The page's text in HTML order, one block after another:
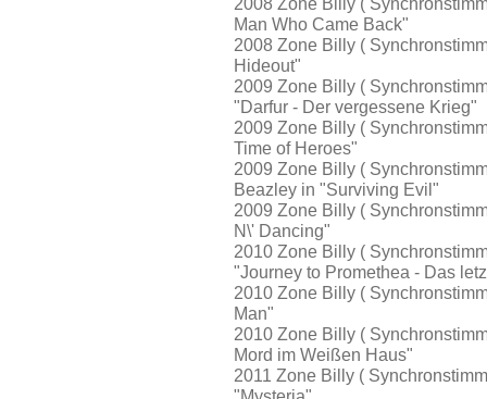
Man Who Came Back"
2008 Zone Billy (
Hideout"
2009 Zone Billy (
"Darfur - Der vergessene Krieg"
2009 Zone Billy (
Time of Heroes"
2009 Zone Billy (
Beazley in "Surviving Evil"
2009 Zone Billy (
N\' Dancing"
2010 Zone Billy (
"Journey to Promethea - Das
2010 Zone Billy (
Man"
2010 Zone Billy (
Mord im Weißen Haus"
2011 Zone Billy (